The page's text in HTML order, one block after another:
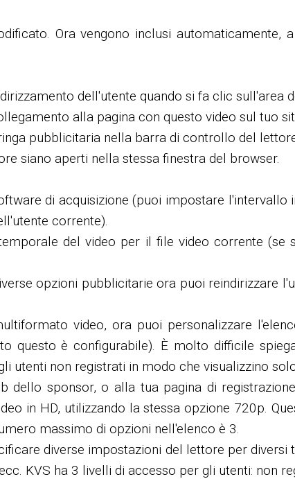
Ora vengono inclusi automaticamente,
dell'utente quando si fa clic sull'area
alla pagina con questo video sul tuo
pubblicitaria nella barra di controllo del
siano aperti nella stessa finestra del browser.
di acquisizione (puoi impostare l'intervallo
corrente).
del video per il file video corrente
opzioni pubblicitarie ora puoi reindirizzare
video, ora puoi personalizzare
è configurabile). È molto difficile
utenti non registrati in modo che visualizzino
dello sponsor, o alla tua pagina di
in HD, utilizzando la stessa opzione 720p.
massimo di opzioni nell'elenco è 3.
diverse impostazioni del lettore per
KVS ha 3 livelli di accesso per gli utenti: non